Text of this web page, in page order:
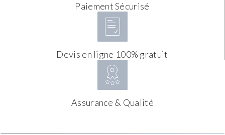
Paiement Sécurisé
Devis en ligne 100% gratuit
Assurance & Qualité